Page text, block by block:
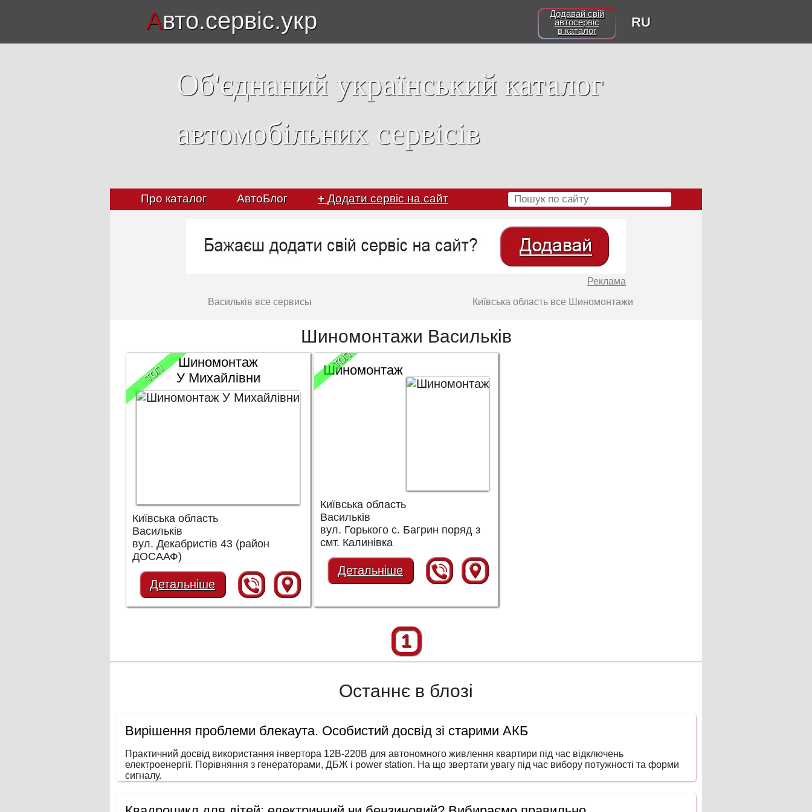
Авто.сервіс.укр
Додавай свій
автосервіс
в каталог
RU
Об'єднаний український каталог
автомобільних сервісів
Про каталог АвтоБлог + Додати сервіс на сайт
Реклама
Васильків все сервисы
Київська область все Шиномонтажи
Шиномонтажи Васильків
Шиномонтаж
У Михайлівни
Київська область
Васильків
вул. Декабристів 43 (район
ДОСААФ)
Детальніше
ТОП Шиномонтаж
Київська область
Васильків
вул. Горького с. Багрин поряд з
смт. Калинівка
Детальніше
ТОП
1
Останнє в блозі
Вирішення проблеми блекаута. Особистий досвід зі старими АКБ
Практичний досвід використання інвертора 12В-220В для автономного живлення квартири під час відключень
електроенергії. Порівняння з генераторами, ДБЖ і power station. На що звертати увагу під час вибору потужності та форми
сигналу.